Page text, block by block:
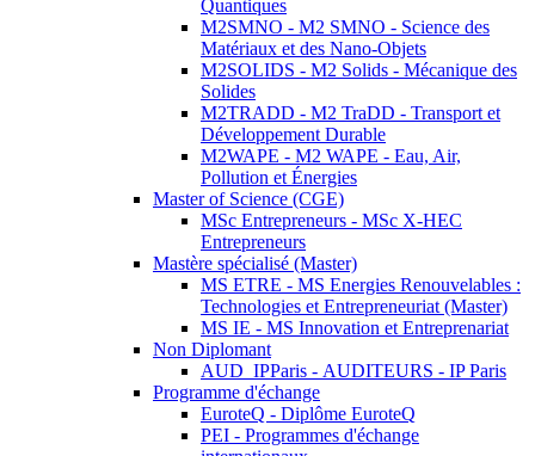
Quantiques
M2SMNO - M2 SMNO - Science des
Matériaux et des Nano-Objets
M2SOLIDS - M2 Solids - Mécanique des
Solides
M2TRADD - M2 TraDD - Transport et
Développement Durable
M2WAPE - M2 WAPE - Eau, Air,
Pollution et Énergies
Master of Science (CGE)
MSc Entrepreneurs - MSc X-HEC
Entrepreneurs
Mastère spécialisé (Master)
MS ETRE - MS Energies Renouvelables :
Technologies et Entrepreneuriat (Master)
MS IE - MS Innovation et Entreprenariat
Non Diplomant
AUD_IPParis - AUDITEURS - IP Paris
Programme d'échange
EuroteQ - Diplôme EuroteQ
PEI - Programmes d'échange